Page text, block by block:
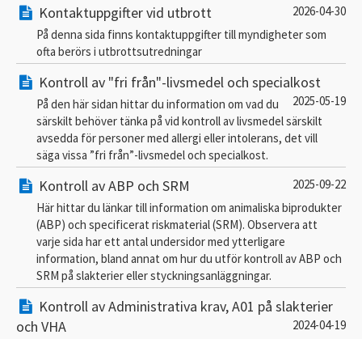
Kontaktuppgifter vid utbrott
2026-04-30
På denna sida finns kontaktuppgifter till myndigheter som
ofta berörs i utbrottsutredningar
Kontroll av "fri från"-livsmedel och specialkost
2025-05-19
På den här sidan hittar du information om vad du
särskilt behöver tänka på vid kontroll av livsmedel särskilt
avsedda för personer med allergi eller intolerans, det vill
säga vissa ”fri från”-livsmedel och specialkost.
Kontroll av ABP och SRM
2025-09-22
Här hittar du länkar till information om animaliska biprodukter
(ABP) och specificerat riskmaterial (SRM). Observera att
varje sida har ett antal undersidor med ytterligare
information, bland annat om hur du utför kontroll av ABP och
SRM på slakterier eller styckningsanläggningar.
Kontroll av Administrativa krav, A01 på slakterier
och VHA
2024-04-19